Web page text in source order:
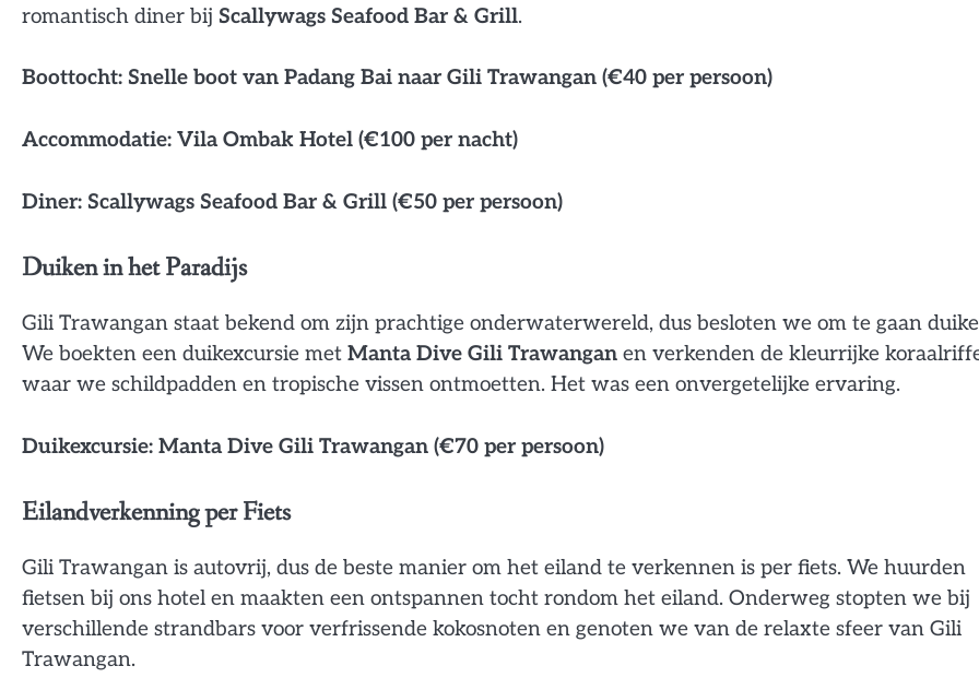
romantisch diner bij Scallywags Seafood Bar & Grill.
Boottocht: Snelle boot van Padang Bai naar Gili Trawangan (€40 per persoon)
Accommodatie: Vila Ombak Hotel (€100 per nacht)
Diner: Scallywags Seafood Bar & Grill (€50 per persoon)
Duiken in het Paradijs
Gili Trawangan staat bekend om zijn prachtige onderwaterwereld, dus besloten we om te gaan
We boekten een duikexcursie met Manta Dive Gili Trawangan en verkenden de kleurrijke
waar we schildpadden en tropische vissen ontmoetten. Het was een onvergetelijke ervaring.
Duikexcursie: Manta Dive Gili Trawangan (€70 per persoon)
Eilandverkenning per Fiets
Gili Trawangan is autovrij, dus de beste manier om het eiland te verkennen is per fiets. We huurden
fietsen bij ons hotel en maakten een ontspannen tocht rondom het eiland. Onderweg stopten we bij
verschillende strandbars voor verfrissende kokosnoten en genoten we van de relaxte sfeer van Gili
Trawangan.